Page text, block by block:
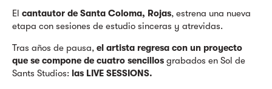
El cantautor de Santa Coloma, Rojas, estrena una nueva
etapa con sesiones de estudio sinceras y atrevidas.
Tras años de pausa, el artista regresa con un proyecto
que se compone de cuatro sencillos grabados en Sol de
Sants Studios: las LIVE SESSIONS.